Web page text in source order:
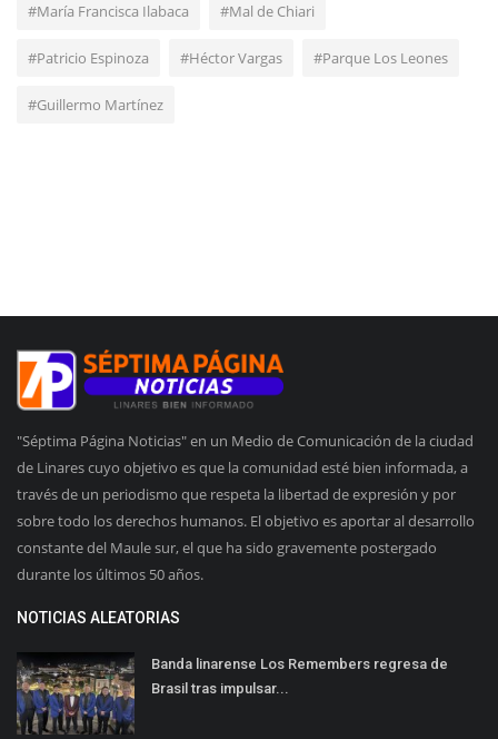
#María Francisca Ilabaca #Mal de Chiari
#Patricio Espinoza #Héctor Vargas #Parque Los Leones
#Guillermo Martínez
"Séptima Página Noticias" en un Medio de Comunicación de la ciudad
de Linares cuyo objetivo es que la comunidad esté bien informada, a
través de un periodismo que respeta la libertad de expresión y por
sobre todo los derechos humanos. El objetivo es aportar al desarrollo
constante del Maule sur, el que ha sido gravemente postergado
durante los últimos 50 años.
NOTICIAS ALEATORIAS
Banda linarense Los Remembers regresa de
Brasil tras impulsar...